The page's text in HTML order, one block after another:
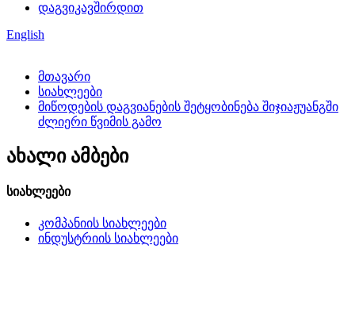
დაგვიკავშირდით
English
მთავარი
სიახლეები
მიწოდების დაგვიანების შეტყობინება შიჯიაჟუანგში
ძლიერი წვიმის გამო
ახალი ამბები
სიახლეები
კომპანიის სიახლეები
ინდუსტრიის სიახლეები